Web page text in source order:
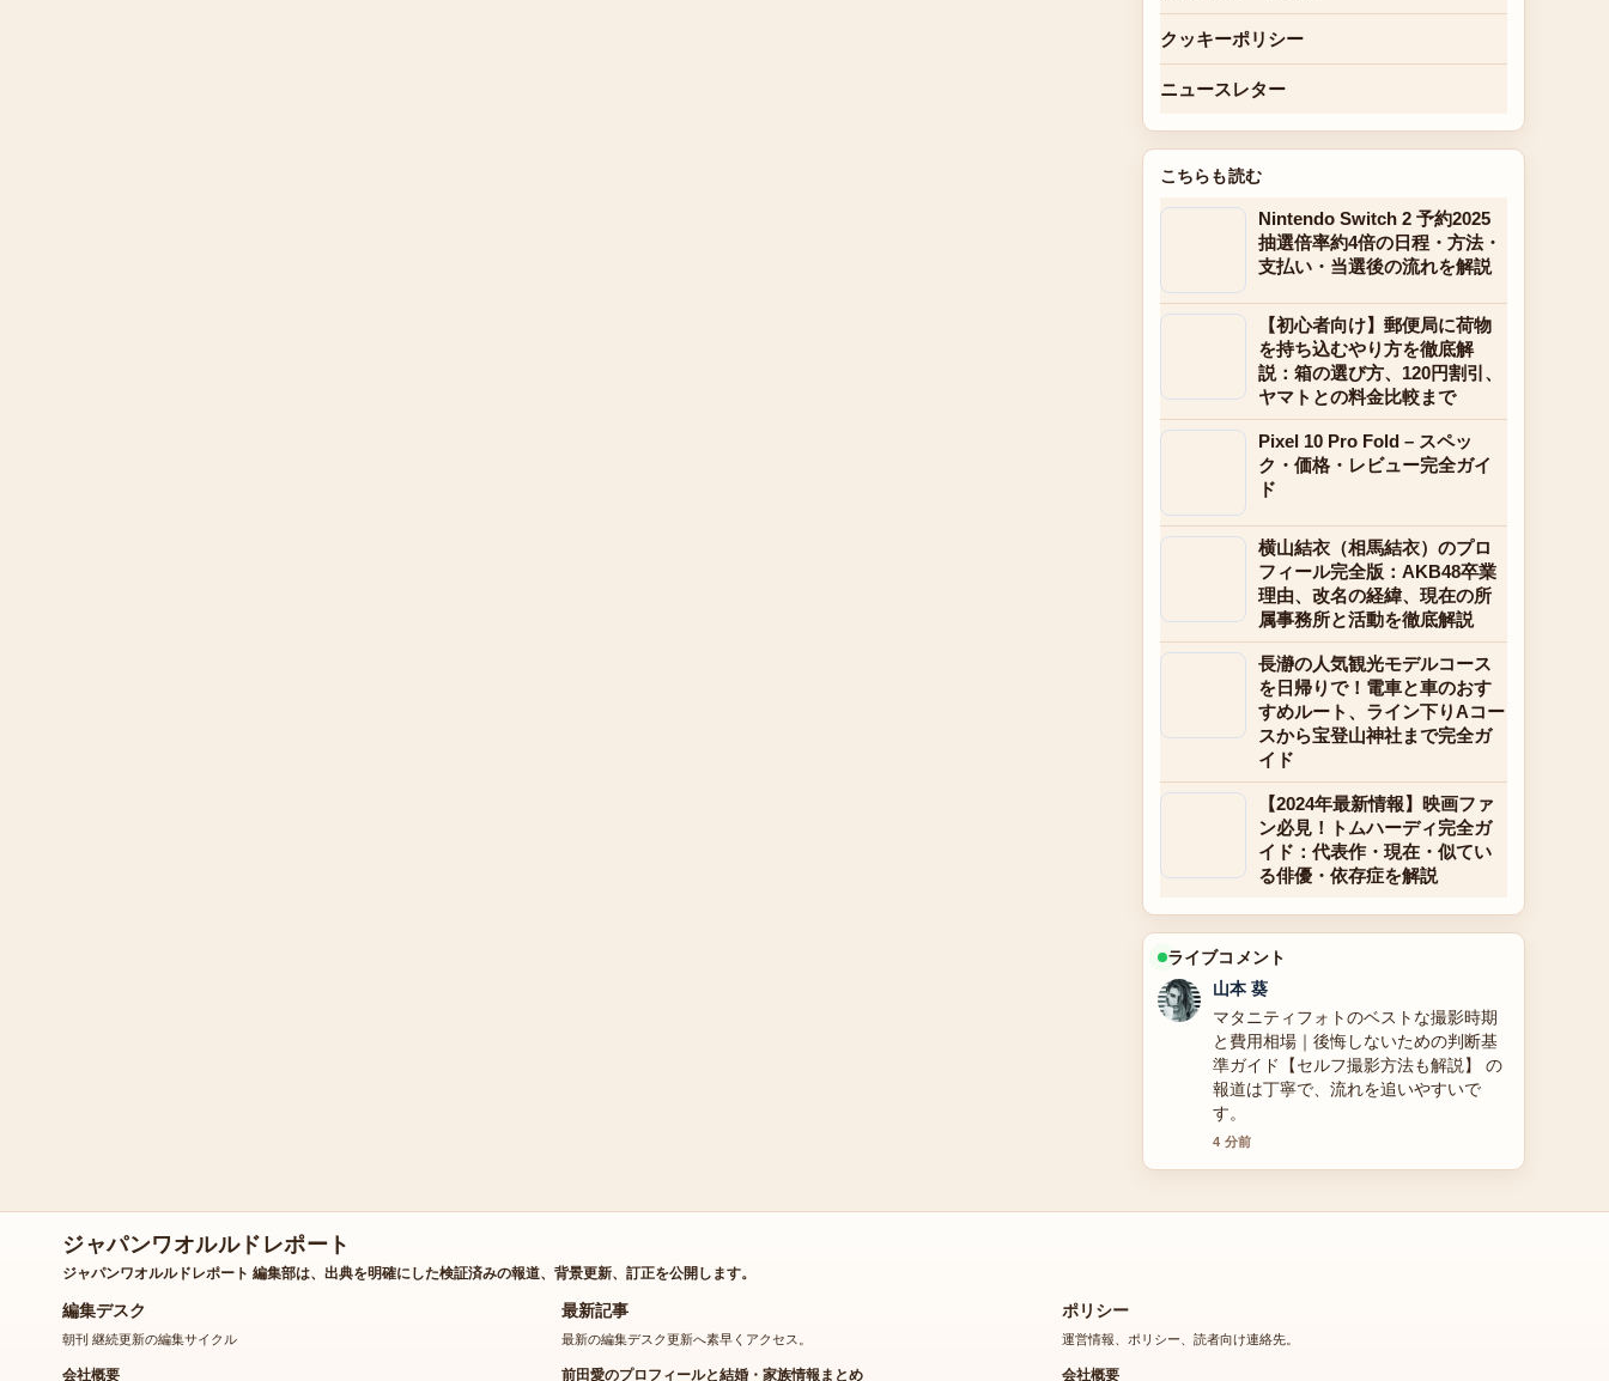
クッキーポリシー
ニュースレター
こちらも読む
Nintendo Switch 2 予約2025
抽選倍率約4倍の日程・方法・
支払い・当選後の流れを解説
【初心者向け】郵便局に荷物
を持ち込むやり方を徹底解
説：箱の選び方、120円割引、
ヤマトとの料金比較まで
Pixel 10 Pro Fold – スペッ
ク・価格・レビュー完全ガイ
ド
横山結衣（相馬結衣）のプロ
フィール完全版：AKB48卒業
理由、改名の経緯、現在の所
属事務所と活動を徹底解説
長瀞の人気観光モデルコース
を日帰りで！電車と車のおす
すめルート、ライン下りAコー
スから宝登山神社まで完全ガ
イド
【2024年最新情報】映画ファ
ン必見！トムハーディ完全ガ
イド：代表作・現在・似てい
る俳優・依存症を解説
ライブコメント
山本 葵
マタニティフォトのベストな撮影時期
と費用相場｜後悔しないための判断基
準ガイド【セルフ撮影方法も解説】 の
報道は丁寧で、流れを追いやすいで
す。
4 分前
ジャパンワオルルドレポート
ジャパンワオルルドレポート 編集部は、出典を明確にした検証済みの報道、背景更新、訂正を公開します。
編集デスク
朝刊 継続更新の編集サイクル
会社概要
最新記事
最新の編集デスク更新へ素早くアクセス。
前田愛のプロフィールと結婚・家族情報まとめ
ポリシー
運営情報、ポリシー、読者向け連絡先。
会社概要